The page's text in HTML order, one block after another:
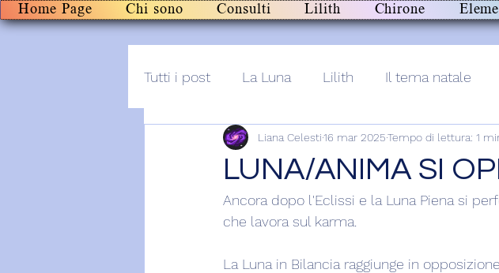
Home Page Chi sono Consulti Lilith Chirone
Tutti i post La Luna Lilith Il tema natale
Post+audio Lilith+
LUNA/ANIMA SI
Liana Celesti16 mar 2025Tempo di lettura: 1
Ancora dopo l'Eclissi e la Luna Piena si
che lavora sul karma.
La Luna in Bilancia raggiunge in